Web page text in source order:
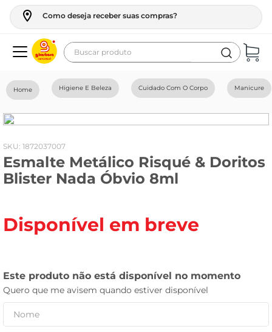
Como deseja receber suas compras?
Buscar produto
Higiene E Beleza Cuidado Com O Corpo Manicure
: 1872037007
Esmalte Metálico Risqué & Doritos
Blister Nada Óbvio 8ml
Disponível em breve
geladeira
fogao
café
cerveja
vinho
leite pó